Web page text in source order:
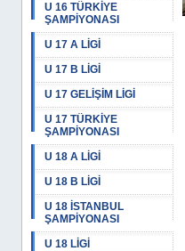
U 16 TÜRKİYE
ŞAMPİYONASI
U 17 A LİGİ
U 17 B LİGİ
U 17 GELİŞİM LİGİ
U 17 TÜRKİYE
ŞAMPİYONASI
U 18 A LİGİ
U 18 B LİGİ
U 18 İSTANBUL
ŞAMPİYONASI
U 18 LİGİ